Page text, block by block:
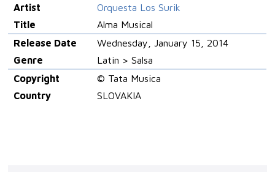
Artist
Orquesta Los Surik
Title
Alma Musical
Release Date
Wednesday, January 15, 2014
Genre
Latin > Salsa
Copyright
© Tata Musica
Country
SLOVAKIA